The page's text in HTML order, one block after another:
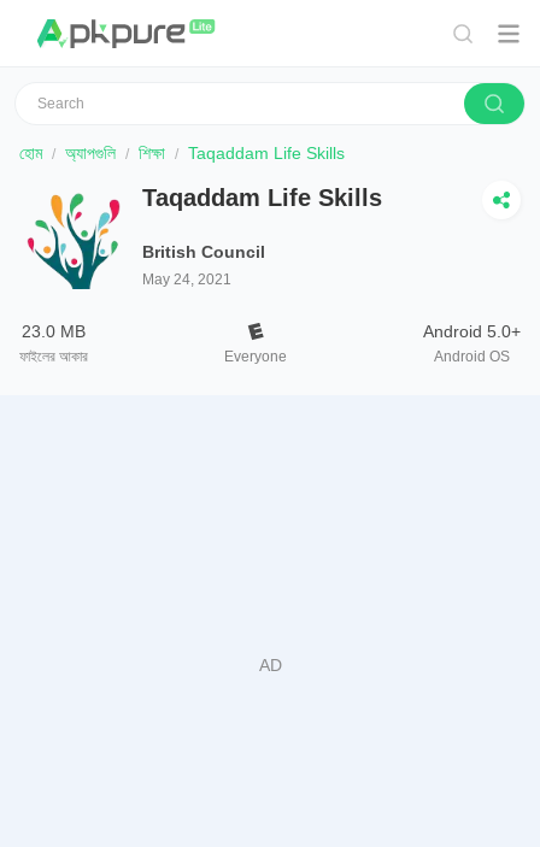
হোম অ্যাপগুলি শিক্ষা Taqaddam Life Skills
Taqaddam Life Skills
British Council
May 24, 2021
23.0 MB
ফাইলের আকার Everyone
Android 5.0+
Android OS